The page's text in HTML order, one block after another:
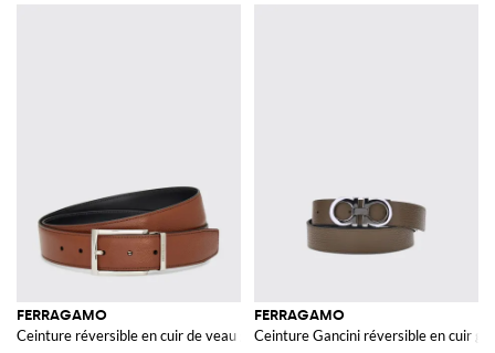
FERRAGAMO
Ceinture réversible en cuir de veau grainé et lisse
FERRAGAMO
Ceinture Gancini réversible en cuir